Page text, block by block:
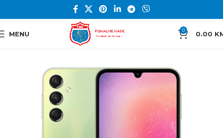
MENU 0 0.00